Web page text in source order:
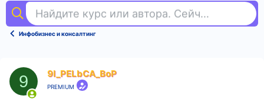
т
о
т
а
н
а
а
Найдите курс или автора. Сейчас ищут
Инфобизнес и консалтинг
9 9I_PELbCA_BoP
PREMIUM